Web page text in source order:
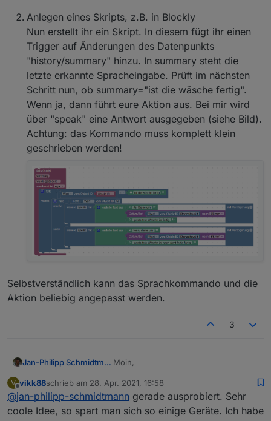
Anlegen eines Skripts, z.B. in Blockly
Nun erstellt ihr ein Skript. In diesem fügt ihr einen
Trigger auf Änderungen des Datenpunkts
"history/summary" hinzu. In summary steht die
letzte erkannte Spracheingabe. Prüft im nächsten
Schritt nun, ob summary="ist die wäsche fertig".
Wenn ja, dann führt eure Aktion aus. Bei mir wird
über "speak" eine Antwort ausgegeben (siehe Bild).
Achtung: das Kommando muss komplett klein
geschrieben werden!
Selbstverständlich kann das Sprachkommando und die
Aktion beliebig angepasst werden.
3
Jan-Philipp Schmidtmann Moin,
ich war auf der Suche nach einer
Möglichkeit, um miteinfachen frei
definierbaren Alexa-Kommandos
Konkret wollte ich den Zustand meiner
V
Offline
vikk88schrieb am 28. Apr. 2021, 16:58
zuletzt editiert von
@jan-philipp-schmidtmann gerade ausprobiert. Sehr
coole Idee, so spart man sich so einige Geräte. Ich habe